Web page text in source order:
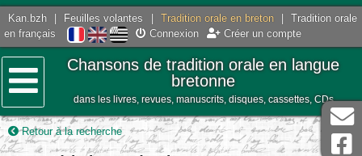
Kan.bzh Feuilles volantes Tradition orale en breton
Tradition orale
en français
Connexion Créer un compte
Menu
Chansons de tradition orale en langue
bretonne
dans les livres, revues, manuscrits, disques, cassettes, CDs
Retour à la recherche